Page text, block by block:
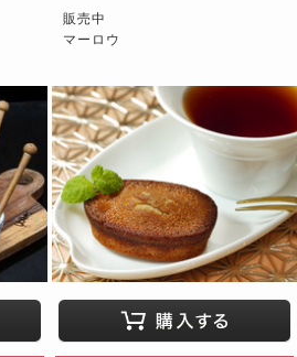
販売中
マーロウ